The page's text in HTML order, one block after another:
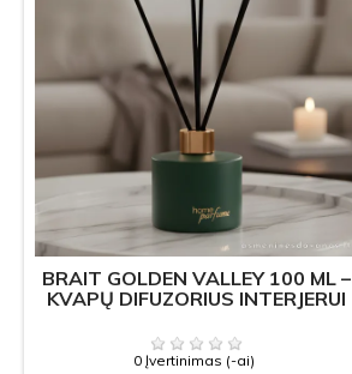
BRAIT GOLDEN VALLEY 100 ML –
KVAPŲ DIFUZORIUS INTERJERUI
0 Įvertinimas (-ai)